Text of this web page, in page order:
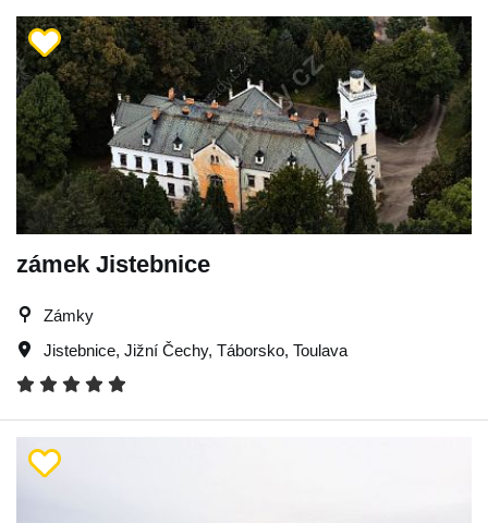
zámek Jistebnice
Zámky
Jistebnice, Jižní Čechy, Táborsko, Toulava